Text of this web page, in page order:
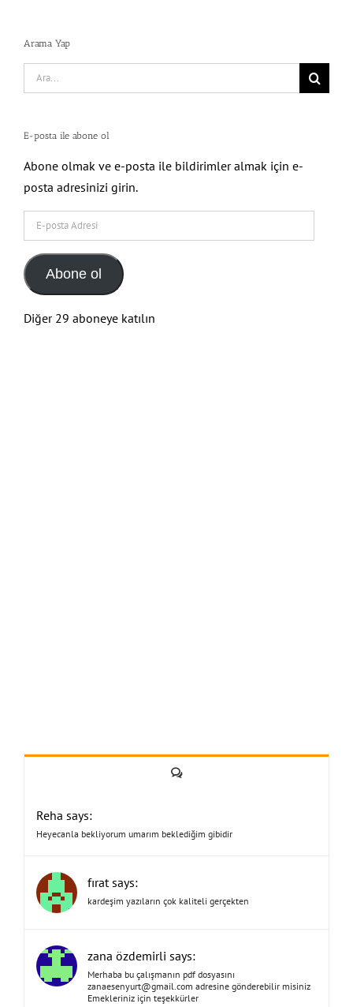
Arama Yap
Search
for:
E-posta ile abone ol
Abone olmak ve e-posta ile bildirimler almak için e-
posta adresinizi girin.
posta
Adresi
Abone ol
Diğer 29 aboneye katılın
Yorum
Reha says:
Heyecanla bekliyorum umarım beklediğim gibidir
fırat says:
kardeşim yazıların çok kaliteli gerçekten
zana özdemirli says:
Merhaba bu çalışmanın pdf dosyasını
zanaesenyurt@gmail.com adresine gönderebilir misiniz
Emekleriniz için teşekkürler